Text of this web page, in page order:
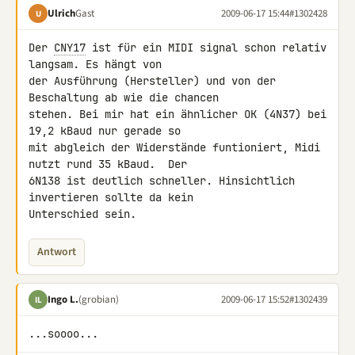
U UlrichGast 2009-06-17 15:44#1302428
Der CNY17 ist für ein MIDI signal schon relativ
langsam. Es hängt von
der Ausführung (Hersteller) und von der
Beschaltung ab wie die chancen
stehen. Bei mir hat ein ähnlicher OK (4N37) bei
19,2 kBaud nur gerade so
mit abgleich der Widerstände funtioniert, Midi
nutzt rund 35 kBaud.  Der
6N138 ist deutlich schneller. Hinsichtlich
invertieren sollte da kein
Unterschied sein.
Antwort
IL Ingo L.(grobian) 2009-06-17 15:52#1302439
...soooo...